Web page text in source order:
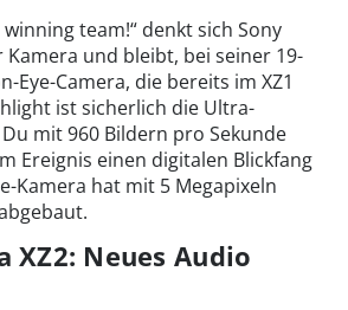
winning team!“ denkt sich Sony
Kamera und bleibt, bei seiner 19-
Eye-Camera, die bereits im XZ1
ist sicherlich die Ultra-
mit 960 Bildern pro Sekunde
Ereignis einen digitalen Blickfang
Kamera hat mit 5 Megapixeln
XZ2: Neues Audio